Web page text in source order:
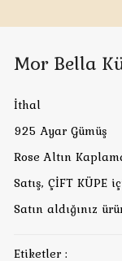
Mor Bella
İthal
925 Ayar Gümüş
Rose Altın
Satış, ÇİFT KÜPE
Satın aldığınız
Etiketler :